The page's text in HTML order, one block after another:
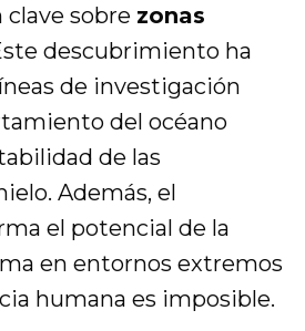
sobre zonas
descubrimiento ha
de investigación
del océano
de las
Además, el
el potencial de la
en entornos extremos
humana es imposible.